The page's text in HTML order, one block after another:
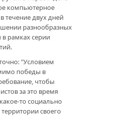
компьютерное
течение двух дней
разнообразных
в рамках серии
"Условием
победы в
чтобы
за это время
то социально
своего